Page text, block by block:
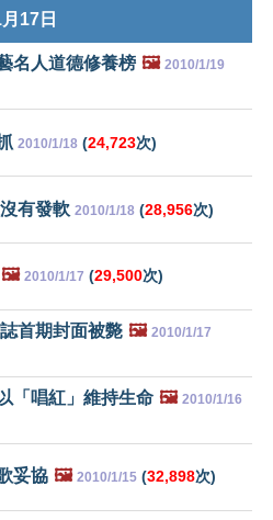
17日
名人道德修養榜 🖼️ 2010/1/19
2010/1/18 (24,723次)
有發軟 2010/1/18 (28,956次)
🖼️ 2010/1/17 (29,500次)
首期封面被斃 🖼️ 2010/1/17
「唱紅」維持生命 🖼️ 2010/1/16
妥協 🖼️ 2010/1/15 (32,898次)